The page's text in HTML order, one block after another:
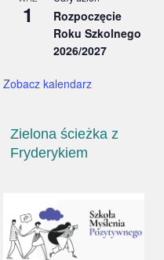
1
Rozpoczęcie
Roku Szkolnego
2026/2027
Zobacz kalendarz
Zielona ścieżka z
Fryderykiem